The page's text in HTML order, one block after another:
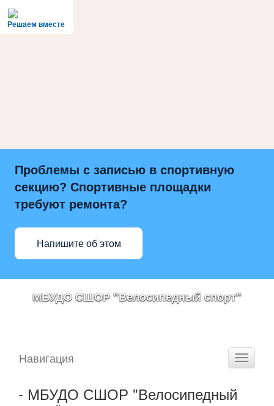
Решаем вместе
Проблемы с записью в спортивную
секцию? Спортивные площадки
требуют ремонта?
Напишите об этом
МБУДО СШОР "Велосипедный спорт"
Toggle
Навигация
- МБУДО СШОР "Велосипедный